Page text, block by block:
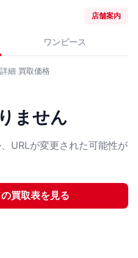
店舗案内
ワンピース
細 買取価格
ません
URLが変更された可能性が
の買取表を見る